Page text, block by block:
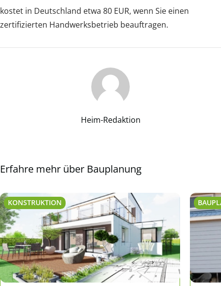
kostet in Deutschland etwa 80 EUR, wenn Sie einen
zertifizierten Handwerksbetrieb beauftragen.
Heim-Redaktion
Erfahre mehr über Bauplanung
KONSTRUKTION